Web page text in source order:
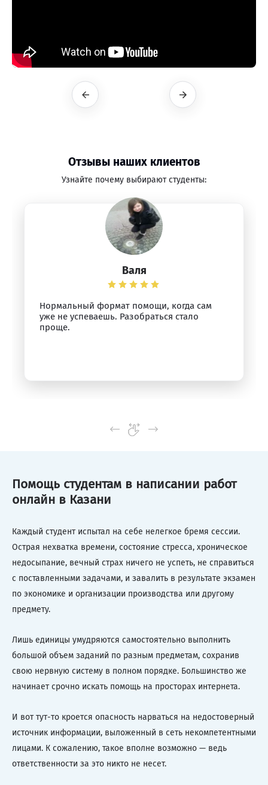
Отзывы наших клиентов
Узнайте почему выбирают студенты:
Валя
Нормальный формат помощи, когда сам
уже не успеваешь. Разобраться стало
проще.
Помощь студентам в написании работ
онлайн в Казани
Каждый студент испытал на себе нелегкое бремя сессии.
Острая нехватка времени, состояние стресса, хроническое
недосыпание, вечный страх ничего не успеть, не справиться
с поставленными задачами, и завалить в результате экзамен
по экономике и организации производства или другому
предмету.
Лишь единицы умудряются самостоятельно выполнить
большой объем заданий по разным предметам, сохранив
свою нервную систему в полном порядке. Большинство же
начинает срочно искать помощь на просторах интернета.
И вот тут-то кроется опасность нарваться на недостоверный
источник информации, выложенный в сеть некомпетентными
лицами. К сожалению, такое вполне возможно — ведь
ответственности за это никто не несет.